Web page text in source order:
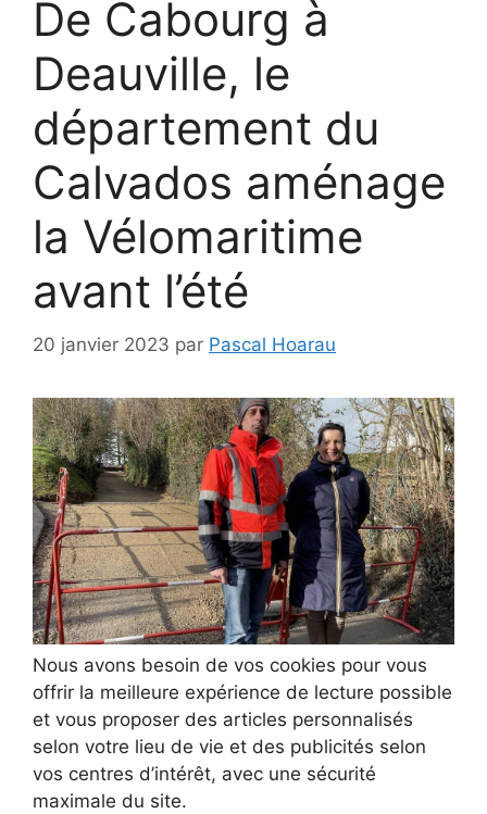
De Cabourg à
Deauville, le
département du
Calvados aménage
la Vélomaritime
avant l’été
20 janvier 2023 par Pascal Hoarau
Nous avons besoin de vos cookies pour vous
offrir la meilleure expérience de lecture possible
et vous proposer des articles personnalisés
selon votre lieu de vie et des publicités selon
vos centres d’intérêt, avec une sécurité
maximale du site.